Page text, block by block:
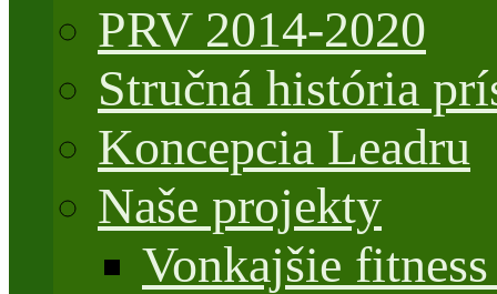
PRV 2014-2020
Stručná história
Koncepcia Leadru
Naše projekty
Vonkajšie